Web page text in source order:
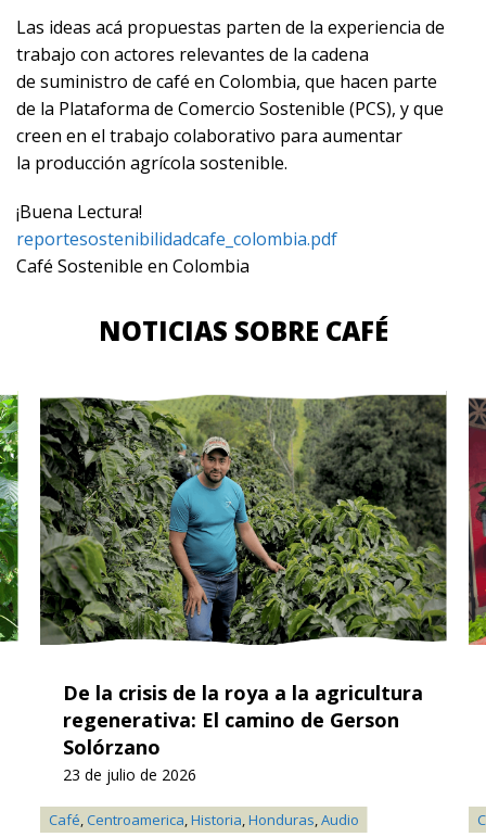
Las ideas acá propuestas parten de la experiencia de
trabajo con actores relevantes de la cadena
de suministro de café en Colombia, que hacen parte
de la Plataforma de Comercio Sostenible (PCS), y que
creen en el trabajo colaborativo para aumentar
la producción agrícola sostenible.
¡Buena Lectura!
reportesostenibilidadcafe_colombia.pdf
Café Sostenible en Colombia
NOTICIAS SOBRE CAFÉ
Café,Centroamerica,Historia,Honduras,Audio
De la crisis de la roya a la agricultura
regenerativa: El camino de Gerson
Solórzano
23 de julio de 2026